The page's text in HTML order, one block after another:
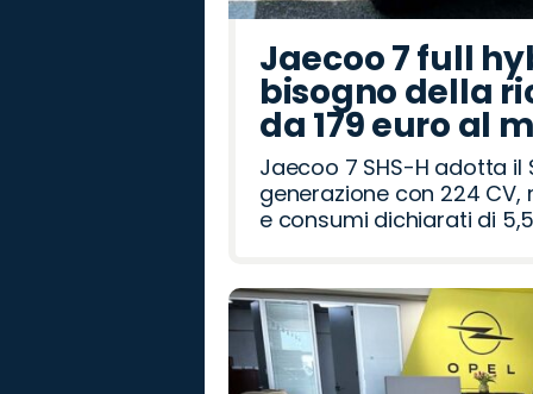
Jaecoo 7 full
bisogno della
da 179 euro al
Jaecoo 7 SHS-H adotta il
generazione con 224 CV,
e consumi dichiarati di